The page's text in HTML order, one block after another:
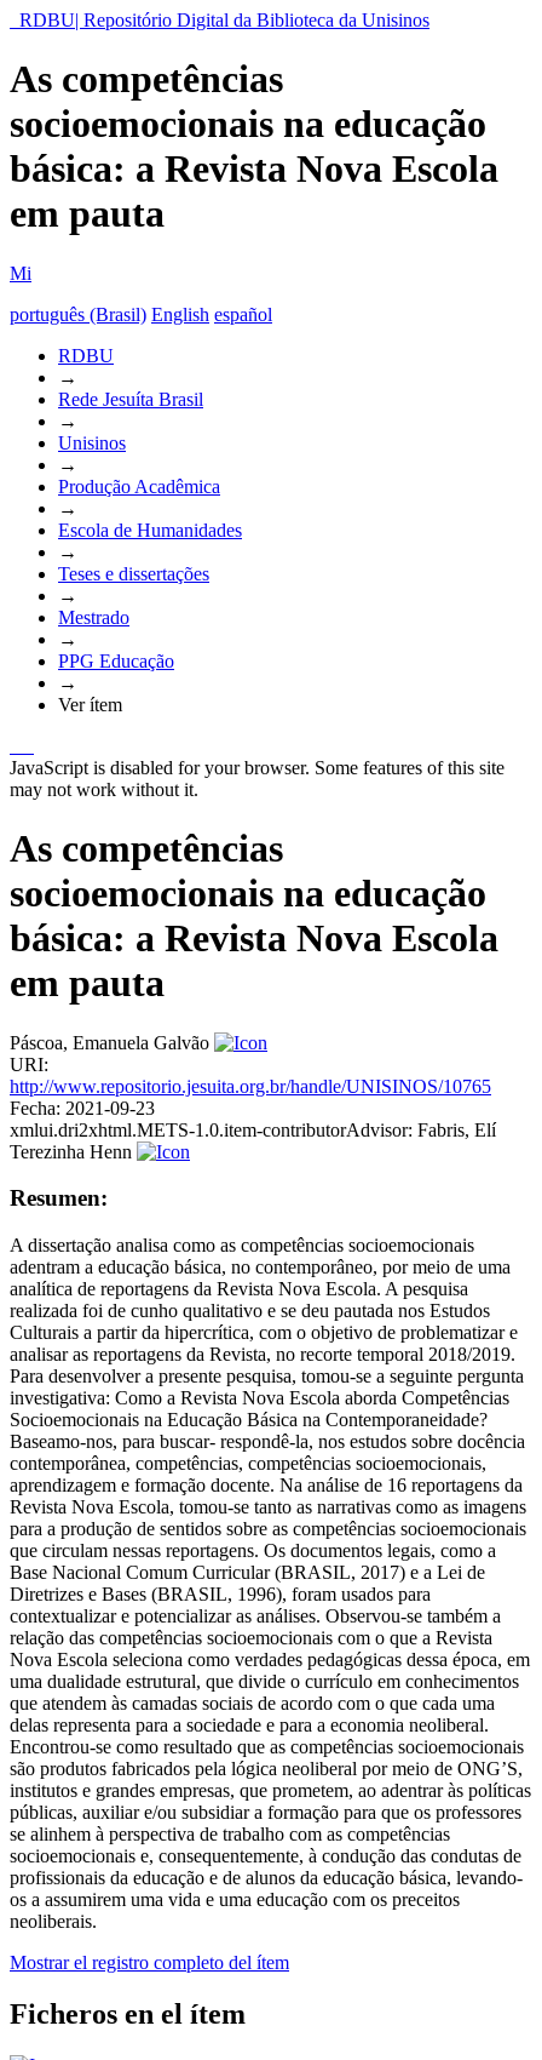
RDBU| Repositório Digital da Biblioteca da Unisinos
As competências
socioemocionais na educação
básica: a Revista Nova Escola
em pauta
Mi
português (Brasil) English español
RDBU
→
Rede Jesuíta Brasil
→
Unisinos
→
Produção Acadêmica
→
Escola de Humanidades
→
Teses e dissertações
→
Mestrado
→
PPG Educação
→
Ver ítem
JavaScript is disabled for your browser. Some features of this site
may not work without it.
As competências
socioemocionais na educação
básica: a Revista Nova Escola
em pauta
Páscoa, Emanuela Galvão
URI:
http://www.repositorio.jesuita.org.br/handle/UNISINOS/10765
Fecha: 2021-09-23
xmlui.dri2xhtml.METS-1.0.item-contributorAdvisor: Fabris, Elí
Terezinha Henn
Resumen:
A dissertação analisa como as competências socioemocionais
adentram a educação básica, no contemporâneo, por meio de uma
analítica de reportagens da Revista Nova Escola. A pesquisa
realizada foi de cunho qualitativo e se deu pautada nos Estudos
Culturais a partir da hipercrítica, com o objetivo de problematizar e
analisar as reportagens da Revista, no recorte temporal 2018/2019.
Para desenvolver a presente pesquisa, tomou-se a seguinte pergunta
investigativa: Como a Revista Nova Escola aborda Competências
Socioemocionais na Educação Básica na Contemporaneidade?
Baseamo-nos, para buscar- respondê-la, nos estudos sobre docência
contemporânea, competências, competências socioemocionais,
aprendizagem e formação docente. Na análise de 16 reportagens da
Revista Nova Escola, tomou-se tanto as narrativas como as imagens
para a produção de sentidos sobre as competências socioemocionais
que circulam nessas reportagens. Os documentos legais, como a
Base Nacional Comum Curricular (BRASIL, 2017) e a Lei de
Diretrizes e Bases (BRASIL, 1996), foram usados para
contextualizar e potencializar as análises. Observou-se também a
relação das competências socioemocionais com o que a Revista
Nova Escola seleciona como verdades pedagógicas dessa época, em
uma dualidade estrutural, que divide o currículo em conhecimentos
que atendem às camadas sociais de acordo com o que cada uma
delas representa para a sociedade e para a economia neoliberal.
Encontrou-se como resultado que as competências socioemocionais
são produtos fabricados pela lógica neoliberal por meio de ONG’S,
institutos e grandes empresas, que prometem, ao adentrar às políticas
públicas, auxiliar e/ou subsidiar a formação para que os professores
se alinhem à perspectiva de trabalho com as competências
socioemocionais e, consequentemente, à condução das condutas de
profissionais da educação e de alunos da educação básica, levando-
os a assumirem uma vida e uma educação com os preceitos
neoliberais.
Mostrar el registro completo del ítem
Ficheros en el ítem